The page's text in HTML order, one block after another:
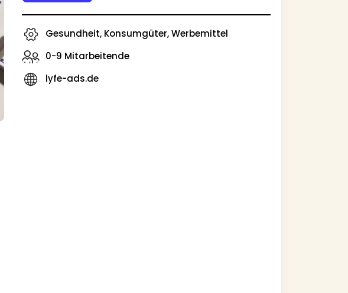
Gesundheit, Konsumgüter, Werbemittel
0-9 Mitarbeitende
lyfe-ads.de